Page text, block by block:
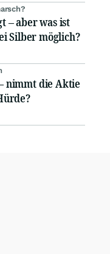
– aber was ist
Silber möglich?
nimmt die Aktie